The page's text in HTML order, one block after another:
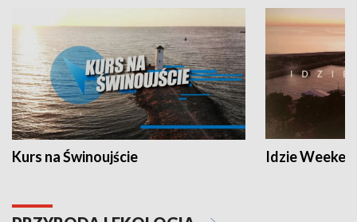
Kurs na Świnoujście Idzie